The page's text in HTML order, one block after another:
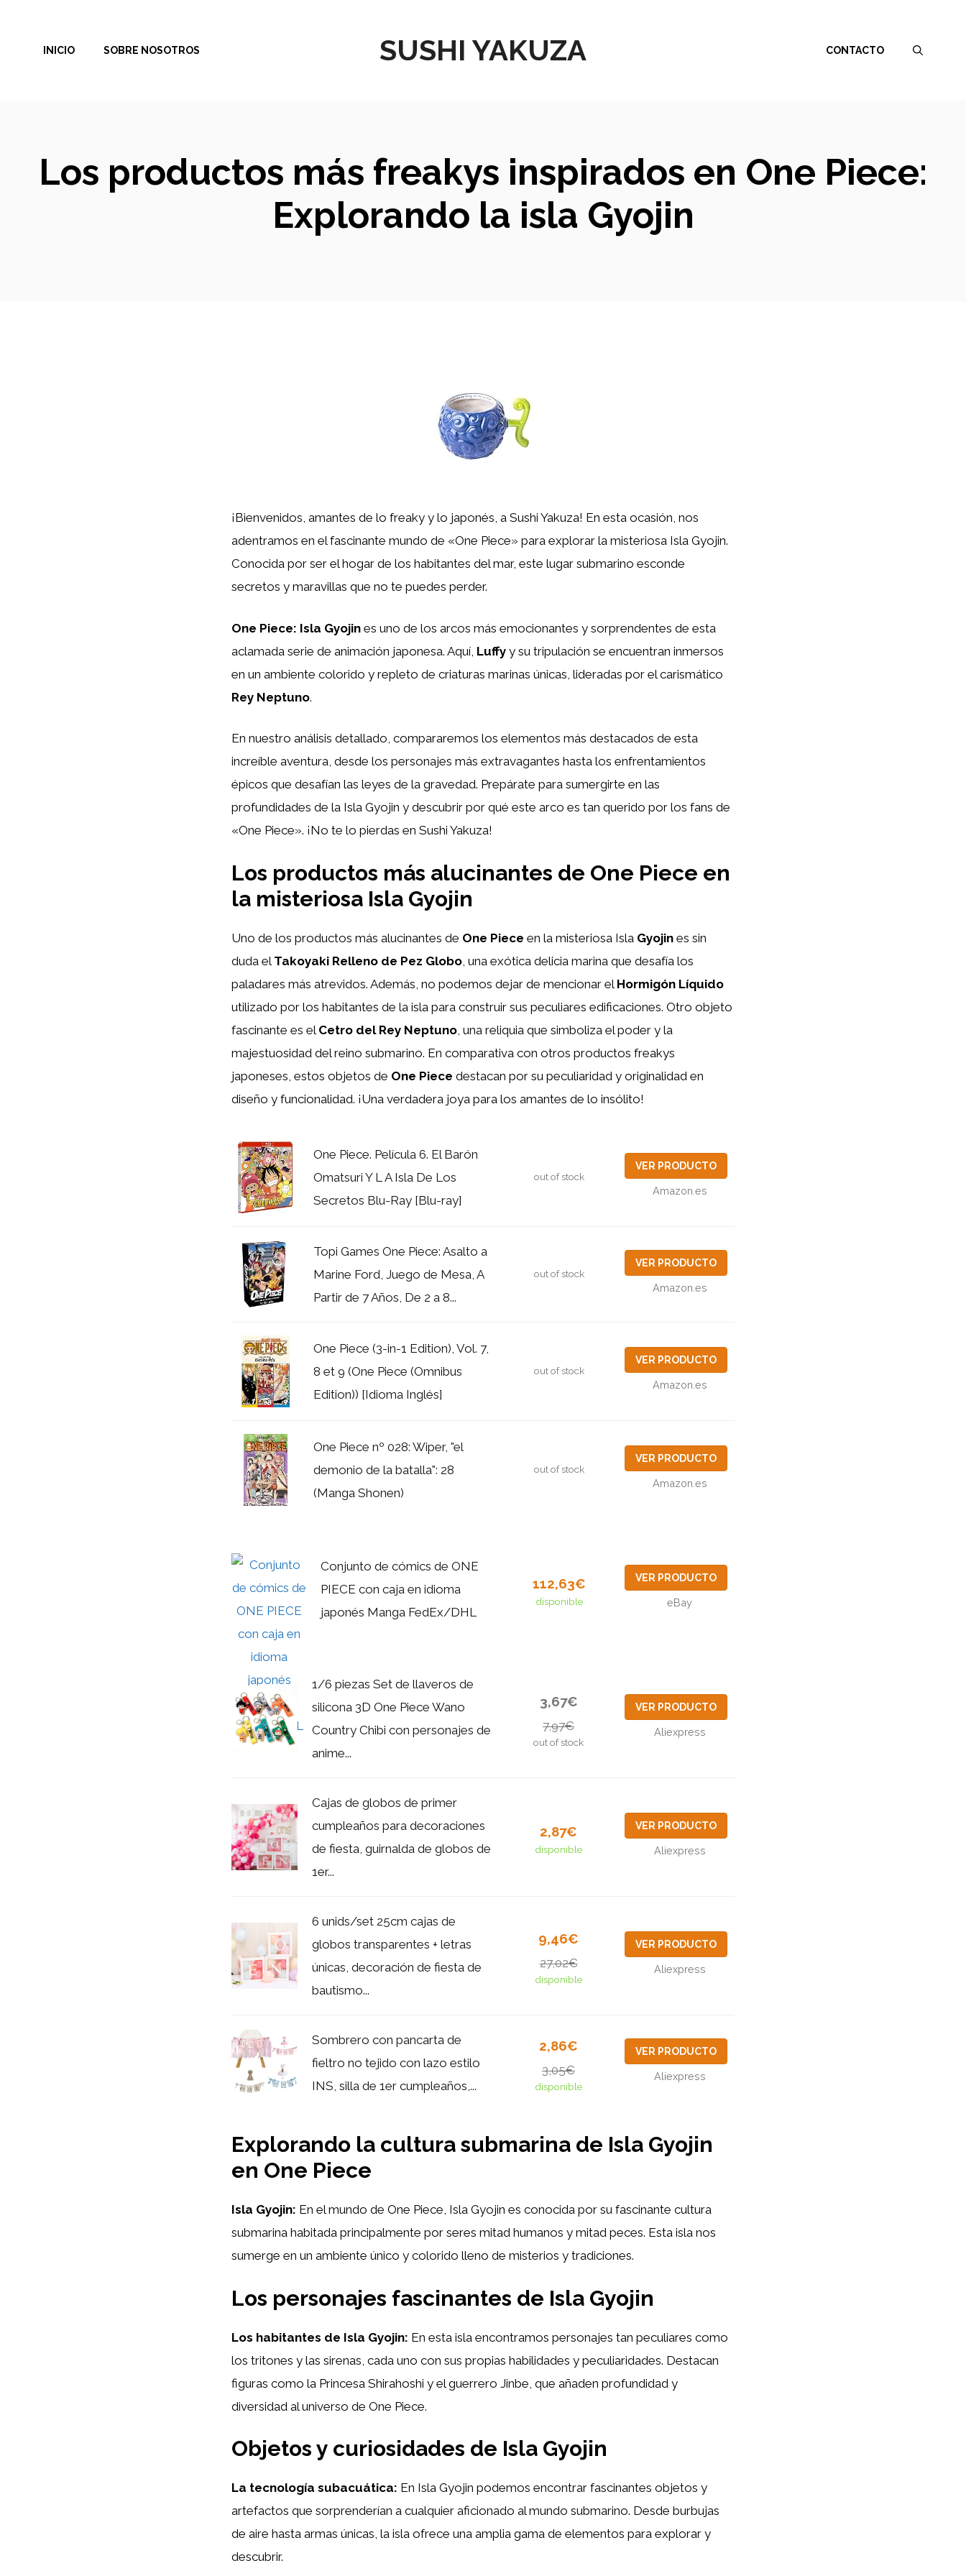
contenido
SUSHI YAKUZA
INICIO SOBRE NOSOTROS CONTACTO
Los productos más freakys inspirados en One Piece:
Explorando la isla Gyojin
¡Bienvenidos, amantes de lo freaky y lo japonés, a Sushi Yakuza! En esta ocasión, nos
adentramos en el fascinante mundo de «One Piece» para explorar la misteriosa Isla Gyojin.
Conocida por ser el hogar de los habitantes del mar, este lugar submarino esconde
secretos y maravillas que no te puedes perder.
One Piece: Isla Gyojin es uno de los arcos más emocionantes y sorprendentes de esta
aclamada serie de animación japonesa. Aquí, Luffy y su tripulación se encuentran inmersos
en un ambiente colorido y repleto de criaturas marinas únicas, lideradas por el carismático
Rey Neptuno.
En nuestro análisis detallado, compararemos los elementos más destacados de esta
increíble aventura, desde los personajes más extravagantes hasta los enfrentamientos
épicos que desafían las leyes de la gravedad. Prepárate para sumergirte en las
profundidades de la Isla Gyojin y descubrir por qué este arco es tan querido por los fans de
«One Piece». ¡No te lo pierdas en Sushi Yakuza!
Los productos más alucinantes de One Piece en
la misteriosa Isla Gyojin
Uno de los productos más alucinantes de One Piece en la misteriosa Isla Gyojin es sin
duda el Takoyaki Relleno de Pez Globo , una exótica delicia marina que desafía los
paladares más atrevidos. Además, no podemos dejar de mencionar el Hormigón Líquido
utilizado por los habitantes de la isla para construir sus peculiares edificaciones. Otro objeto
fascinante es el Cetro del Rey Neptuno , una reliquia que simboliza el poder y la
majestuosidad del reino submarino. En comparativa con otros productos freakys
japoneses, estos objetos de One Piece destacan por su peculiaridad y originalidad en
diseño y funcionalidad. ¡Una verdadera joya para los amantes de lo insólito!
One Piece. Película 6. El Barón
Omatsuri Y L A Isla De Los
Secretos Blu-Ray [Blu-ray]
out of stock
VER PRODUCTO
Amazon.es
Topi Games One Piece: Asalto a
Marine Ford, Juego de Mesa, A
Partir de 7 Años, De 2 a 8...
out of stock
VER PRODUCTO
Amazon.es
One Piece (3-in-1 Edition), Vol. 7,
8 et 9 (One Piece (Omnibus
Edition)) [Idioma Inglés]
out of stock
VER PRODUCTO
Amazon.es
One Piece nº 028: Wiper, "el
demonio de la batalla": 28
(Manga Shonen)
out of stock
VER PRODUCTO
Amazon.es
Conjunto de cómics de ONE
PIECE con caja en idioma
japonés Manga FedEx/DHL
112,63€
disponible
VER PRODUCTO
eBay
1/6 piezas Set de llaveros de
silicona 3D One Piece Wano
Country Chibi con personajes de
anime...
3,67€
7,97€
out of stock
VER PRODUCTO
Aliexpress
Cajas de globos de primer
cumpleaños para decoraciones
de fiesta, guirnalda de globos de
1er...
2,87€
disponible
VER PRODUCTO
Aliexpress
6 unids/set 25cm cajas de
globos transparentes + letras
únicas, decoración de fiesta de
bautismo...
9,46€
27,02€
disponible
VER PRODUCTO
Aliexpress
Sombrero con pancarta de
fieltro no tejido con lazo estilo
INS, silla de 1er cumpleaños,...
2,86€
3,05€
disponible
VER PRODUCTO
Aliexpress
Explorando la cultura submarina de Isla Gyojin
en One Piece
Isla Gyojin: En el mundo de One Piece, Isla Gyojin es conocida por su fascinante cultura
submarina habitada principalmente por seres mitad humanos y mitad peces. Esta isla nos
sumerge en un ambiente único y colorido lleno de misterios y tradiciones.
Los personajes fascinantes de Isla Gyojin
Los habitantes de Isla Gyojin: En esta isla encontramos personajes tan peculiares como
los tritones y las sirenas, cada uno con sus propias habilidades y peculiaridades. Destacan
figuras como la Princesa Shirahoshi y el guerrero Jinbe, que añaden profundidad y
diversidad al universo de One Piece.
Objetos y curiosidades de Isla Gyojin
La tecnología subacuática: En Isla Gyojin podemos encontrar fascinantes objetos y
artefactos que sorprenderían a cualquier aficionado al mundo submarino. Desde burbujas
de aire hasta armas únicas, la isla ofrece una amplia gama de elementos para explorar y
descubrir.